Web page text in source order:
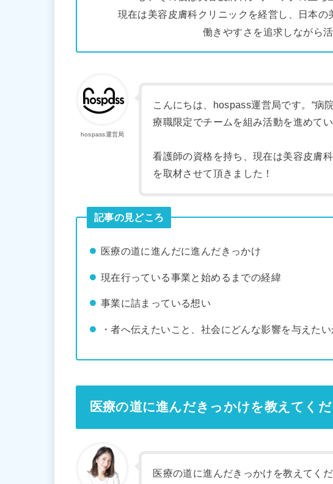
現在は美容皮膚科クリニックを経営し、日本
働きやすさを追求しながら活
hospass運営局
こんにちは、hospass運営局です。“病
療職限定でチームを組み活動を進めてい
看護師の資格を持ち、現在は美容皮膚
を取材させて頂きました！
記事の見どころ
医療の道に進んだに進んだきっかけ
現在行っている事業と始めるまでの経緯
事業に詰まっている想い
・者へ伝えたいこと、社会にどんな影響を与えたい
医療の道に進んだきっかけを教えてくだ
医療の道に進んだきっかけを教えてくだ